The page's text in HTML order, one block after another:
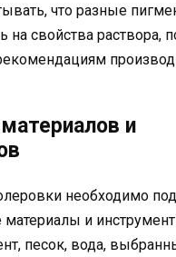
что разные
на свойства раствора,
и
необходимо
и
песок, вода,